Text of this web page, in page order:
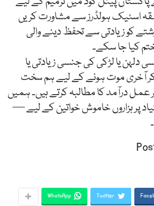
اسٹیک ہولڈرز سے مشاورت کریں
کو زیادتی سے تحفظ دینے والی
کیا جا سکے۔
دلہن یا لڑکی کی جنسی زیادتی یا
کر آخری موت ہونے کے لیے ہم سخت
پر عمل درآمد کا مطالبہ کرتے ہیں۔ ہمیں
پر ہزاروں خاموش خواتین کے لیے —
Twitter
WhatsApp